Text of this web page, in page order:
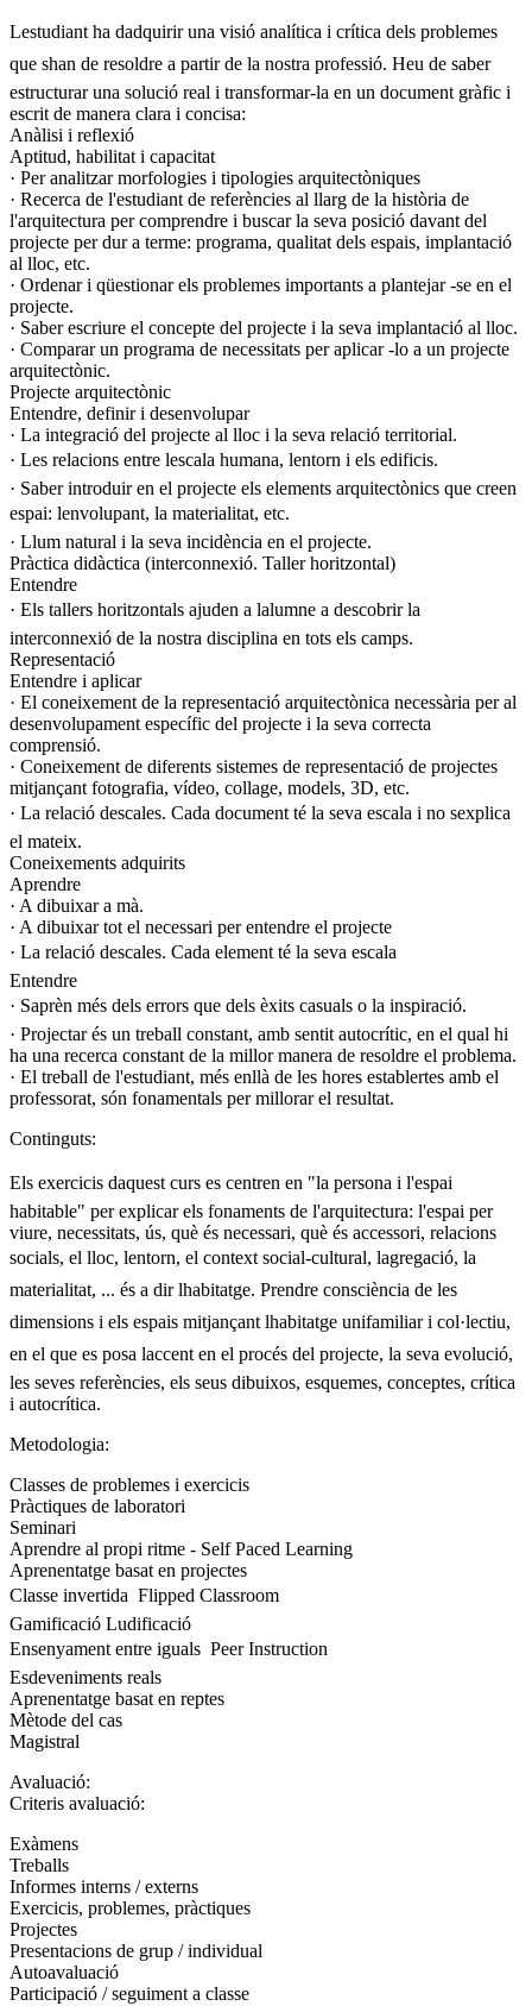
Lestudiant ha dadquirir una visió analítica i crítica dels problemes
que shan de resoldre a partir de la nostra professió. Heu de saber
estructurar una solució real i transformar-la en un document gràfic i
escrit de manera clara i concisa:
Anàlisi i reflexió
Aptitud, habilitat i capacitat
· Per analitzar morfologies i tipologies arquitectòniques
· Recerca de l'estudiant de referències al llarg de la història de
l'arquitectura per comprendre i buscar la seva posició davant del
projecte per dur a terme: programa, qualitat dels espais, implantació
al lloc, etc.
· Ordenar i qüestionar els problemes importants a plantejar -se en el
projecte.
· Saber escriure el concepte del projecte i la seva implantació al lloc.
· Comparar un programa de necessitats per aplicar -lo a un projecte
arquitectònic.
Projecte arquitectònic
Entendre, definir i desenvolupar
· La integració del projecte al lloc i la seva relació territorial.
· Les relacions entre lescala humana, lentorn i els edificis.
· Saber introduir en el projecte els elements arquitectònics que creen
espai: lenvolupant, la materialitat, etc.
· Llum natural i la seva incidència en el projecte.
Pràctica didàctica (interconnexió. Taller horitzontal)
Entendre
· Els tallers horitzontals ajuden a lalumne a descobrir la
interconnexió de la nostra disciplina en tots els camps.
Representació
Entendre i aplicar
· El coneixement de la representació arquitectònica necessària per al
desenvolupament específic del projecte i la seva correcta
comprensió.
· Coneixement de diferents sistemes de representació de projectes
mitjançant fotografia, vídeo, collage, models, 3D, etc.
· La relació descales. Cada document té la seva escala i no sexplica
el mateix.
Coneixements adquirits
Aprendre
· A dibuixar a mà.
· A dibuixar tot el necessari per entendre el projecte
· La relació descales. Cada element té la seva escala
Entendre
· Saprèn més dels errors que dels èxits casuals o la inspiració.
· Projectar és un treball constant, amb sentit autocrític, en el qual hi
ha una recerca constant de la millor manera de resoldre el problema.
· El treball de l'estudiant, més enllà de les hores establertes amb el
professorat, són fonamentals per millorar el resultat.
Continguts:
Els exercicis daquest curs es centren en "la persona i l'espai
habitable" per explicar els fonaments de l'arquitectura: l'espai per
viure, necessitats, ús, què és necessari, què és accessori, relacions
socials, el lloc, lentorn, el context social-cultural, lagregació, la
materialitat, ... és a dir lhabitatge. Prendre consciència de les
dimensions i els espais mitjançant lhabitatge unifamiliar i col·lectiu,
en el que es posa laccent en el procés del projecte, la seva evolució,
les seves referències, els seus dibuixos, esquemes, conceptes, crítica
i autocrítica.
Metodologia:
Classes de problemes i exercicis
Pràctiques de laboratori
Seminari
Aprendre al propi ritme - Self Paced Learning
Aprenentatge basat en projectes
Classe invertida  Flipped Classroom
Gamificació Ludificació
Ensenyament entre iguals  Peer Instruction
Esdeveniments reals
Aprenentatge basat en reptes
Mètode del cas
Magistral
Avaluació:
Criteris avaluació:
Exàmens
Treballs
Informes interns / externs
Exercicis, problemes, pràctiques
Projectes
Presentacions de grup / individual
Autoavaluació
Participació / seguiment a classe